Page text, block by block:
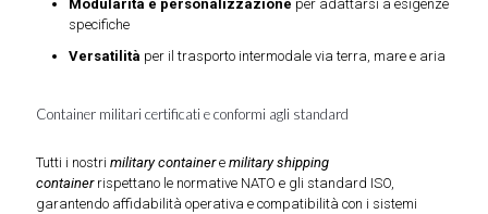
Modularità e personalizzazione per adattarsi a esigenze
specifiche
Versatilità per il trasporto intermodale via terra, mare e aria
Container militari certificati e conformi agli standard
Tutti i nostri military containere military shipping
container rispettano le normative NATO e gli standard ISO,
garantendo affidabilità operativa e compatibilità con i sistemi